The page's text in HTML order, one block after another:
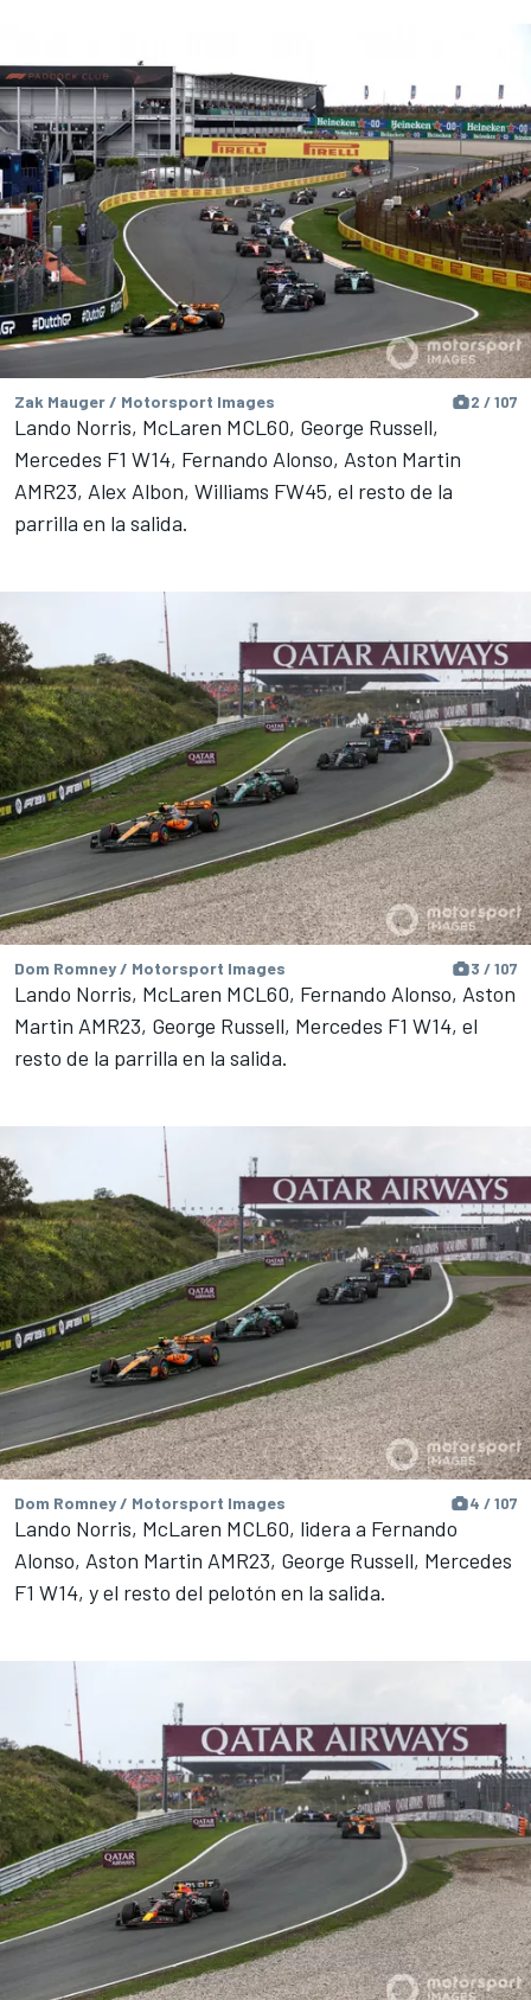
Zak Mauger / Motorsport Images 2 / 107
Lando Norris, McLaren MCL60, George Russell,
Mercedes F1 W14, Fernando Alonso, Aston Martin
AMR23, Alex Albon, Williams FW45, el resto de la
parrilla en la salida.
Dom Romney / Motorsport Images 3 / 107
Lando Norris, McLaren MCL60, Fernando Alonso, Aston
Martin AMR23, George Russell, Mercedes F1 W14, el
resto de la parrilla en la salida.
Dom Romney / Motorsport Images 4 / 107
Lando Norris, McLaren MCL60, lidera a Fernando
Alonso, Aston Martin AMR23, George Russell, Mercedes
F1 W14, y el resto del pelotón en la salida.